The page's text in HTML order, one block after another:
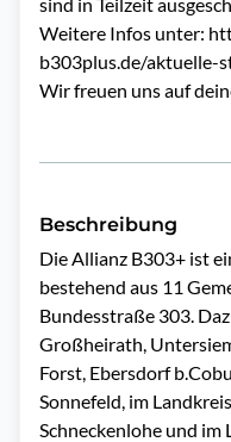
Weitere Infos unter:
b303plus.de/aktuelle-
Wir freuen uns auf
Beschreibung
Die Allianz B303+ ist
bestehend aus 11
Bundesstraße 303.
Großheirath,
Forst, Ebersdorf
Sonnefeld, im
Schneckenlohe und im